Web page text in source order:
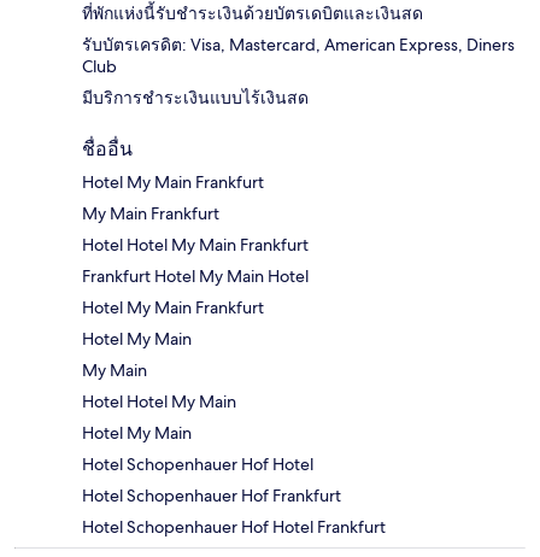
ที่พักแห่งนี้รับชำระเงินด้วยบัตรเดบิตและเงินสด
รับบัตรเครดิต: Visa, Mastercard, American Express, Diners
Club
มีบริการชำระเงินแบบไร้เงินสด
ชื่ออื่น
Hotel My Main Frankfurt
My Main Frankfurt
Hotel Hotel My Main Frankfurt
Frankfurt Hotel My Main Hotel
Hotel My Main Frankfurt
Hotel My Main
My Main
Hotel Hotel My Main
Hotel My Main
Hotel Schopenhauer Hof Hotel
Hotel Schopenhauer Hof Frankfurt
Hotel Schopenhauer Hof Hotel Frankfurt